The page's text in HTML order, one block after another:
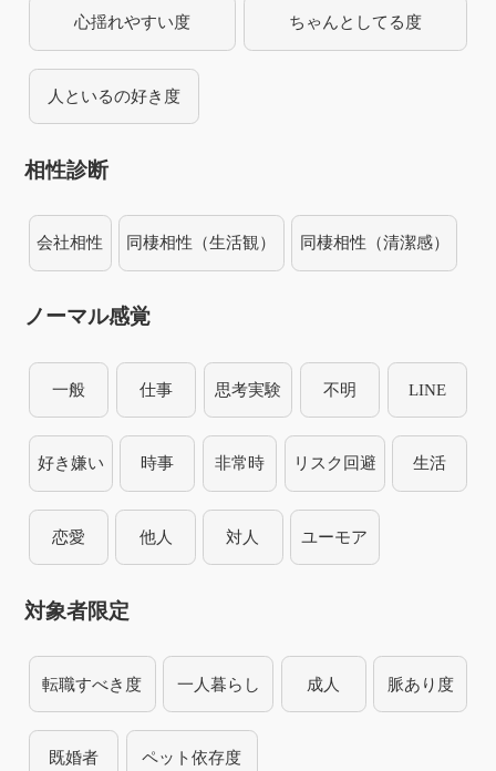
心揺れやすい度 ちゃんとしてる度
人といるの好き度
相性診断
会社相性 同棲相性（生活観） 同棲相性（清潔感）
ノーマル感覚
一般 仕事 思考実験 不明 LINE
好き嫌い 時事 非常時 リスク回避 生活
恋愛 他人 対人 ユーモア
対象者限定
転職すべき度 一人暮らし 成人 脈あり度
既婚者 ペット依存度